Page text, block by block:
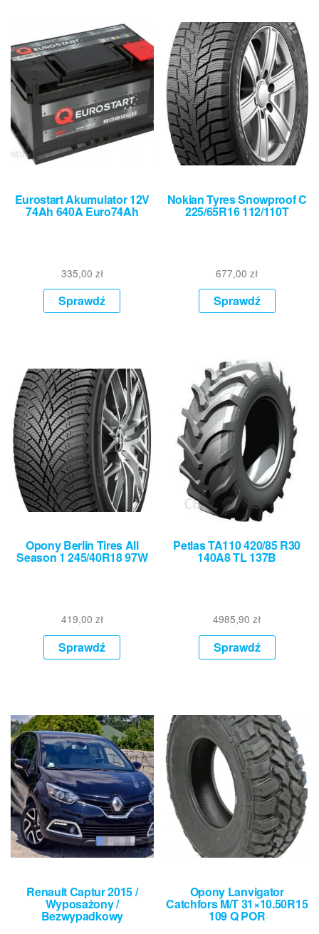
Eurostart Akumulator 12V
74Ah 640A Euro74Ah
335,00 zł
Sprawdź
Nokian Tyres Snowproof C
225/65R16 112/110T
677,00zł
Sprawdź
Opony Berlin Tires All
Season 1 245/40R18 97W
419,00 zł
Sprawdź
Petlas TA110 420/85 R30
140A8 TL 137B
4985,90zł
Sprawdź
Renault Captur 2015 /
Wyposażony /
Bezwypadkowy
Opony Lanvigator
Catchfors M/T 31×10.50R15
109 Q POR